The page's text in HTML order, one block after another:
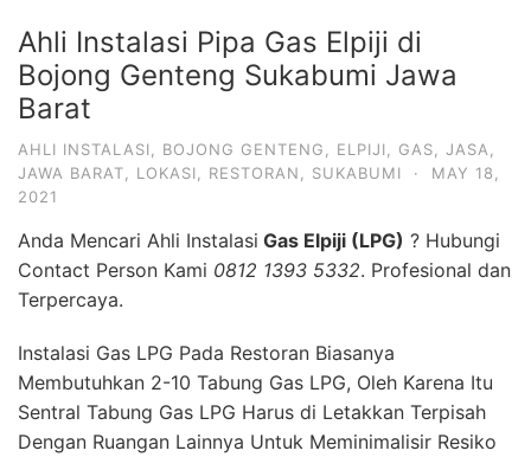
Ahli Instalasi Pipa Gas Elpiji di
Bojong Genteng Sukabumi Jawa
Barat
AHLI INSTALASI BOJONG GENTENG ELPIJI GAS JASA
JAWA BARAT
LOKASI RESTORAN SUKABUMI ·
MAY 18,
2021
Anda Mencari Ahli Instalasi Gas Elpiji (LPG) ? Hubungi
Contact Person Kami 0812 1393 5332. Profesional dan
Terpercaya.
Instalasi Gas LPG Pada Restoran Biasanya
Membutuhkan 2-10 Tabung Gas LPG, Oleh Karena Itu
Sentral Tabung Gas LPG Harus di Letakkan Terpisah
Dengan Ruangan Lainnya Untuk Meminimalisir Resiko